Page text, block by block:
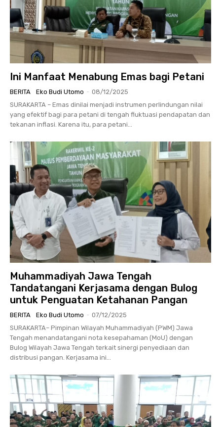
Ini Manfaat Menabung Emas bagi Petani
BERITA Eko Budi Utomo - 08/12/2025
SURAKARTA – Emas dinilai menjadi instrumen perlindungan nilai
yang efektif bagi para petani di tengah fluktuasi pendapatan dan
tekanan inflasi. Karena itu, para petani...
Muhammadiyah Jawa Tengah
Tandatangani Kerjasama dengan Bulog
untuk Penguatan Ketahanan Pangan
BERITA Eko Budi Utomo - 07/12/2025
SURAKARTA– Pimpinan Wilayah Muhammadiyah (PWM) Jawa
Tengah menandatangani nota kesepahaman (MoU) dengan
Bulog Wilayah Jawa Tengah terkait sinergi penyediaan dan
distribusi pangan. Kerjasama ini...